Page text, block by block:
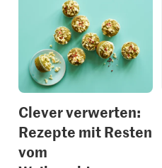
Clever verwerten:
Rezepte mit Resten
vom